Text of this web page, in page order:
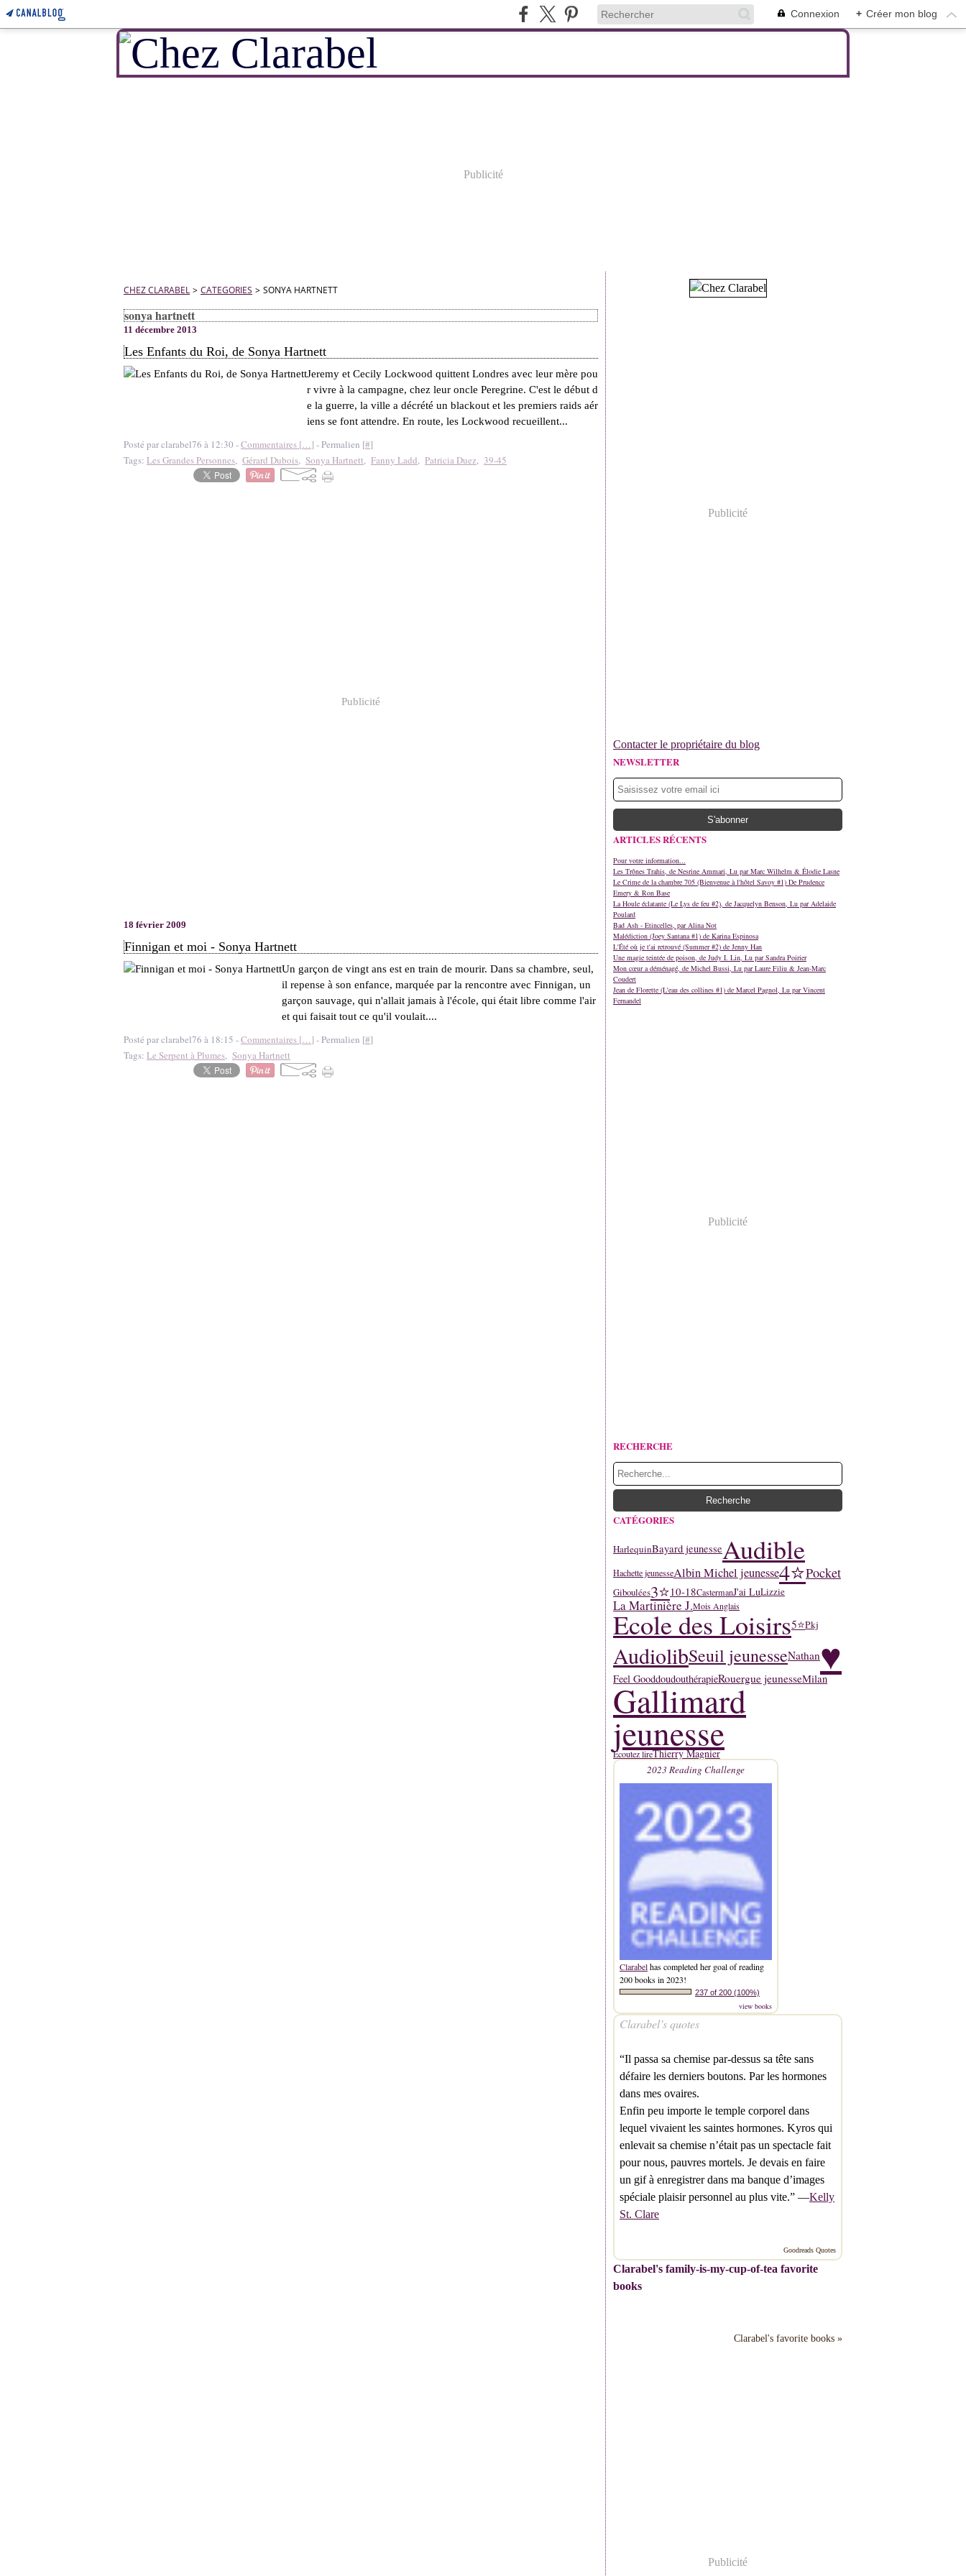
Connexion + Créer mon blog
Publicité
CHEZ CLARABEL > CATEGORIES > SONYA HARTNETT
sonya hartnett
11 décembre 2013
Les Enfants du Roi, de Sonya Hartnett
Jeremy et Cecily Lockwood quittent Londres avec leur mère pou
r vivre à la campagne, chez leur oncle Peregrine. C'est le début d
e la guerre, la ville a décrété un blackout et les premiers raids aér
iens se font attendre. En route, les Lockwood recueillent...
Posté par clarabel76 à 12:30 -Commentaires […] - Permalien [#]
Tags: Les Grandes Personnes, Gérard Dubois, Sonya Hartnett, Fanny Ladd, Patricia Duez, 39-45
Publicité
18 février 2009
Finnigan et moi - Sonya Hartnett
Un garçon de vingt ans est en train de mourir. Dans sa chambre, seul,
il repense à son enfance, marquée par la rencontre avec Finnigan, un
garçon sauvage, qui n'allait jamais à l'école, qui était libre comme l'air
et qui faisait tout ce qu'il voulait....
Posté par clarabel76 à 18:15 -Commentaires […] - Permalien [#]
Tags: Le Serpent à Plumes, Sonya Hartnett
Publicité
Contacter le propriétaire du blog
NEWSLETTER
ARTICLES RÉCENTS
Pour votre information...
Les Trônes Trahis, de Nesrine Ammari, Lu par Marc Wilhelm & Élodie Lasne
Le Crime de la chambre 705 (Bienvenue à l'hôtel Savoy #1) De Prudence
Emery & Ron Base
La Houle éclatante (Le Lys de feu #2), de Jacquelyn Benson, Lu par Adelaide
Poulard
Bad Ash - Etincelles, par Alina Not
Malédiction (Joey Santana #1) de Karina Espinosa
L'Été où je t'ai retrouvé (Summer #2) de Jenny Han
Une magie teintée de poison, de Judy I. Lin, Lu par Sandra Poirier
Mon cœur a déménagé, de Michel Bussi, Lu par Laure Filiu & Jean-Marc
Coudert
Jean de Florette (L'eau des collines #1) de Marcel Pagnol, Lu par Vincent
Fernandel
Publicité
RECHERCHE
CATÉGORIES
HarlequinBayard jeunesseAudible
Hachette jeunesseAlbin Michel jeunesse4⭐Pocket
Giboulées3⭐10-18CastermanJ'ai LuLizzie
La Martinière J.Mois Anglais
Ecole des Loisirs5⭐Pkj
AudiolibSeuil jeunesseNathan♥
Feel GooddoudouthérapieRouergue jeunesseMilan
Gallimard
jeunesse
Ecoutez lireThierry Magnier
2023 Reading Challenge
Clarabelhas completed her goal of reading
200 books in 2023!
237 of 200 (100%)
view books
Clarabel’s quotes
“Il passa sa chemise par-dessus sa tête sans
défaire les derniers boutons. Par les hormones
dans mes ovaires.
Enfin peu importe le temple corporel dans
lequel vivaient les saintes hormones. Kyros qui
enlevait sa chemise n’était pas un spectacle fait
pour nous, pauvres mortels. Je devais en faire
un gif à enregistrer dans ma banque d’images
spéciale plaisir personnel au plus vite.” —Kelly
St. Clare
Goodreads Quotes
Clarabel's family-is-my-cup-of-tea favorite
books
Clarabel's favorite books »
Publicité